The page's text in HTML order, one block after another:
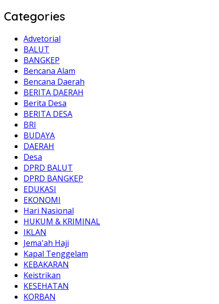
Categories
Advetorial
BALUT
BANGKEP
Bencana Alam
Bencana Daerah
BERITA DAERAH
Berita Desa
BERITA DESA
BRI
BUDAYA
DAERAH
Desa
DPRD BALUT
DPRD BANGKEP
EDUKASI
EKONOMI
Hari Nasional
HUKUM & KRIMINAL
IKLAN
Jema'ah Haji
Kapal Tenggelam
KEBAKARAN
Keistrikan
KESEHATAN
KORBAN